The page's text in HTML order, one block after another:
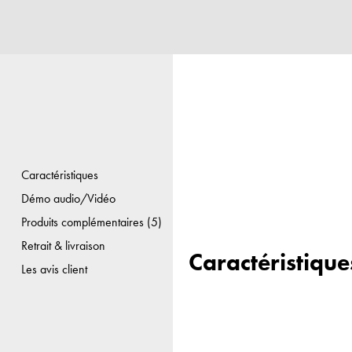
Caractéristiques
Démo audio/Vidéo
Produits complémentaires (5)
Retrait & livraison
Les avis client